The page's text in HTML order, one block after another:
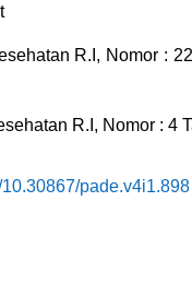
R.I, Nomor :
R.I, Nomor : 4
pade.v4i1.898